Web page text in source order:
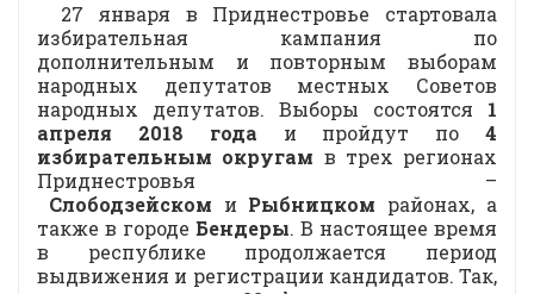
27 января в Приднестровье стартовала
избирательная кампания по
дополнительным и повторным выборам
народных депутатов местных Советов
народных депутатов. Выборы состоятся 1
апреля 2018 года и пройдут по 4
избирательным округам в трех регионах
Приднестровья –
Слободзейском и Рыбницком районах, а
также в городе Бендеры. В настоящее время
в республике продолжается период
выдвижения и регистрации кандидатов. Так,